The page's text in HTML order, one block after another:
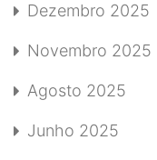
Dezembro 2025
Novembro 2025
Agosto 2025
Junho 2025